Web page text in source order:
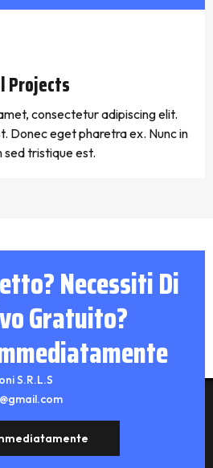
Projects
consectetur adipiscing elit.
Donec eget pharetra ex. Nunc in
sed tristique est.
Necessiti Di
Gratuito?
S.R.L.S